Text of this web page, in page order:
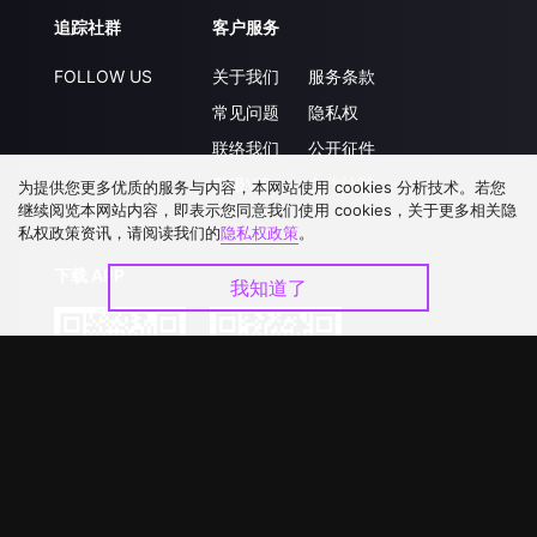
追踪社群
FOLLOW US
客户服务
关于我们
常见问题
联络我们
升级VIP
服务条款
隐私权
公开征件
合作洽談
为提供您更多优质的服务与内容，本网站使用 cookies 分析技术。若您
继续阅览本网站内容，即表示您同意我们使用 cookies，关于更多相关隐
私权政策资讯，请阅读我们的隐私权政策。
我知道了